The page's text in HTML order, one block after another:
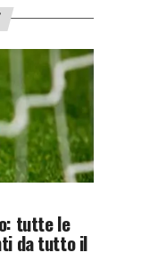
tutte le
da tutto il